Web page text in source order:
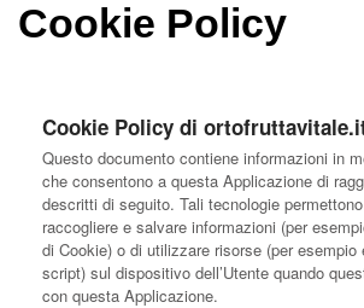
Cookie Policy
Cookie Policy di
Questo documento contiene informazioni in
che consentono a questa Applicazione di
descritti di seguito. Tali tecnologie
raccogliere e salvare informazioni (per
di Cookie) o di utilizzare risorse (per esempio
script) sul dispositivo dell’Utente quando
con questa Applicazione.